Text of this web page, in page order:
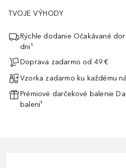
TVOJE VÝHODY
Rýchle dodanie Očakávané
dni¹
Doprava zadarmo od 49 €
Vzorka zadarmo ku každému
Prémiové darčekové balenie
balení¹